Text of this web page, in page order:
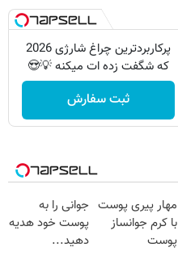
پرکاربردترین چراغ شارژی 2026
که شگفت زده ات میکنه 💡😍
ثبت سفارش
مهار پیری پوست
با کرم جوانساز
پوست
جوانی را به
پوست خود هدیه
دهید...